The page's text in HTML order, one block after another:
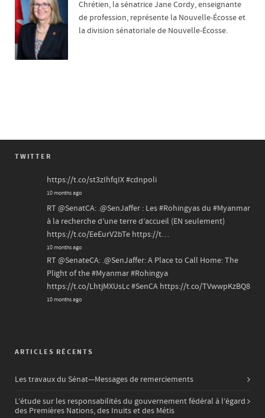
Chrétien, la sénatrice Jane Cordy, enseignante
de profession, représente la Nouvelle-Écosse et
la division sénatoriale de Nouvelle-Écosse.
TWITTER
https://t.co/st3zIhfqIX#cdnpoli
10 months ago
RT @SenatCA: .@SenJaffer : Les#Rohingyasdu #Myanmar
à la recherche d’une terre d’accueil (EN seulement)
https://t.co/EeEurV2bTe https://t…
10 months ago
RT @SenateCA: .@SenJaffer: A Place to Call Home: The
Plight of the#Myanmar#Rohingya
https://t.co/LhtjMXUsLc#SenCA https://t.co/TVwwpKzBQ8
10 months ago
ARTICLES RÉCENTS
Les travaux du Sénat—Messages de remerciements
L’étude sur les responsabilités du gouvernement fédéral à l’égard
des Premières Nations, des Inuits et des Métis